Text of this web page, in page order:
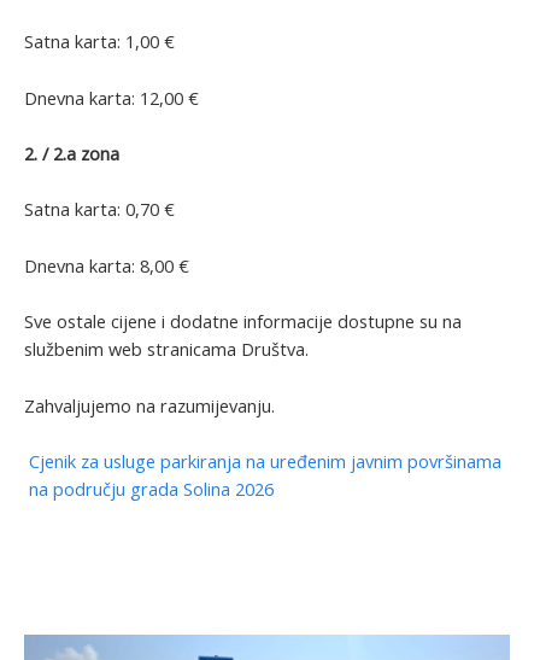
Satna karta: 1,00 €
Dnevna karta: 12,00 €
2. / 2.a zona
Satna karta: 0,70 €
Dnevna karta: 8,00 €
Sve ostale cijene i dodatne informacije dostupne su na
službenim web stranicama Društva.
Zahvaljujemo na razumijevanju.
Cjenik za usluge parkiranja na uređenim javnim površinama
na području grada Solina 2026